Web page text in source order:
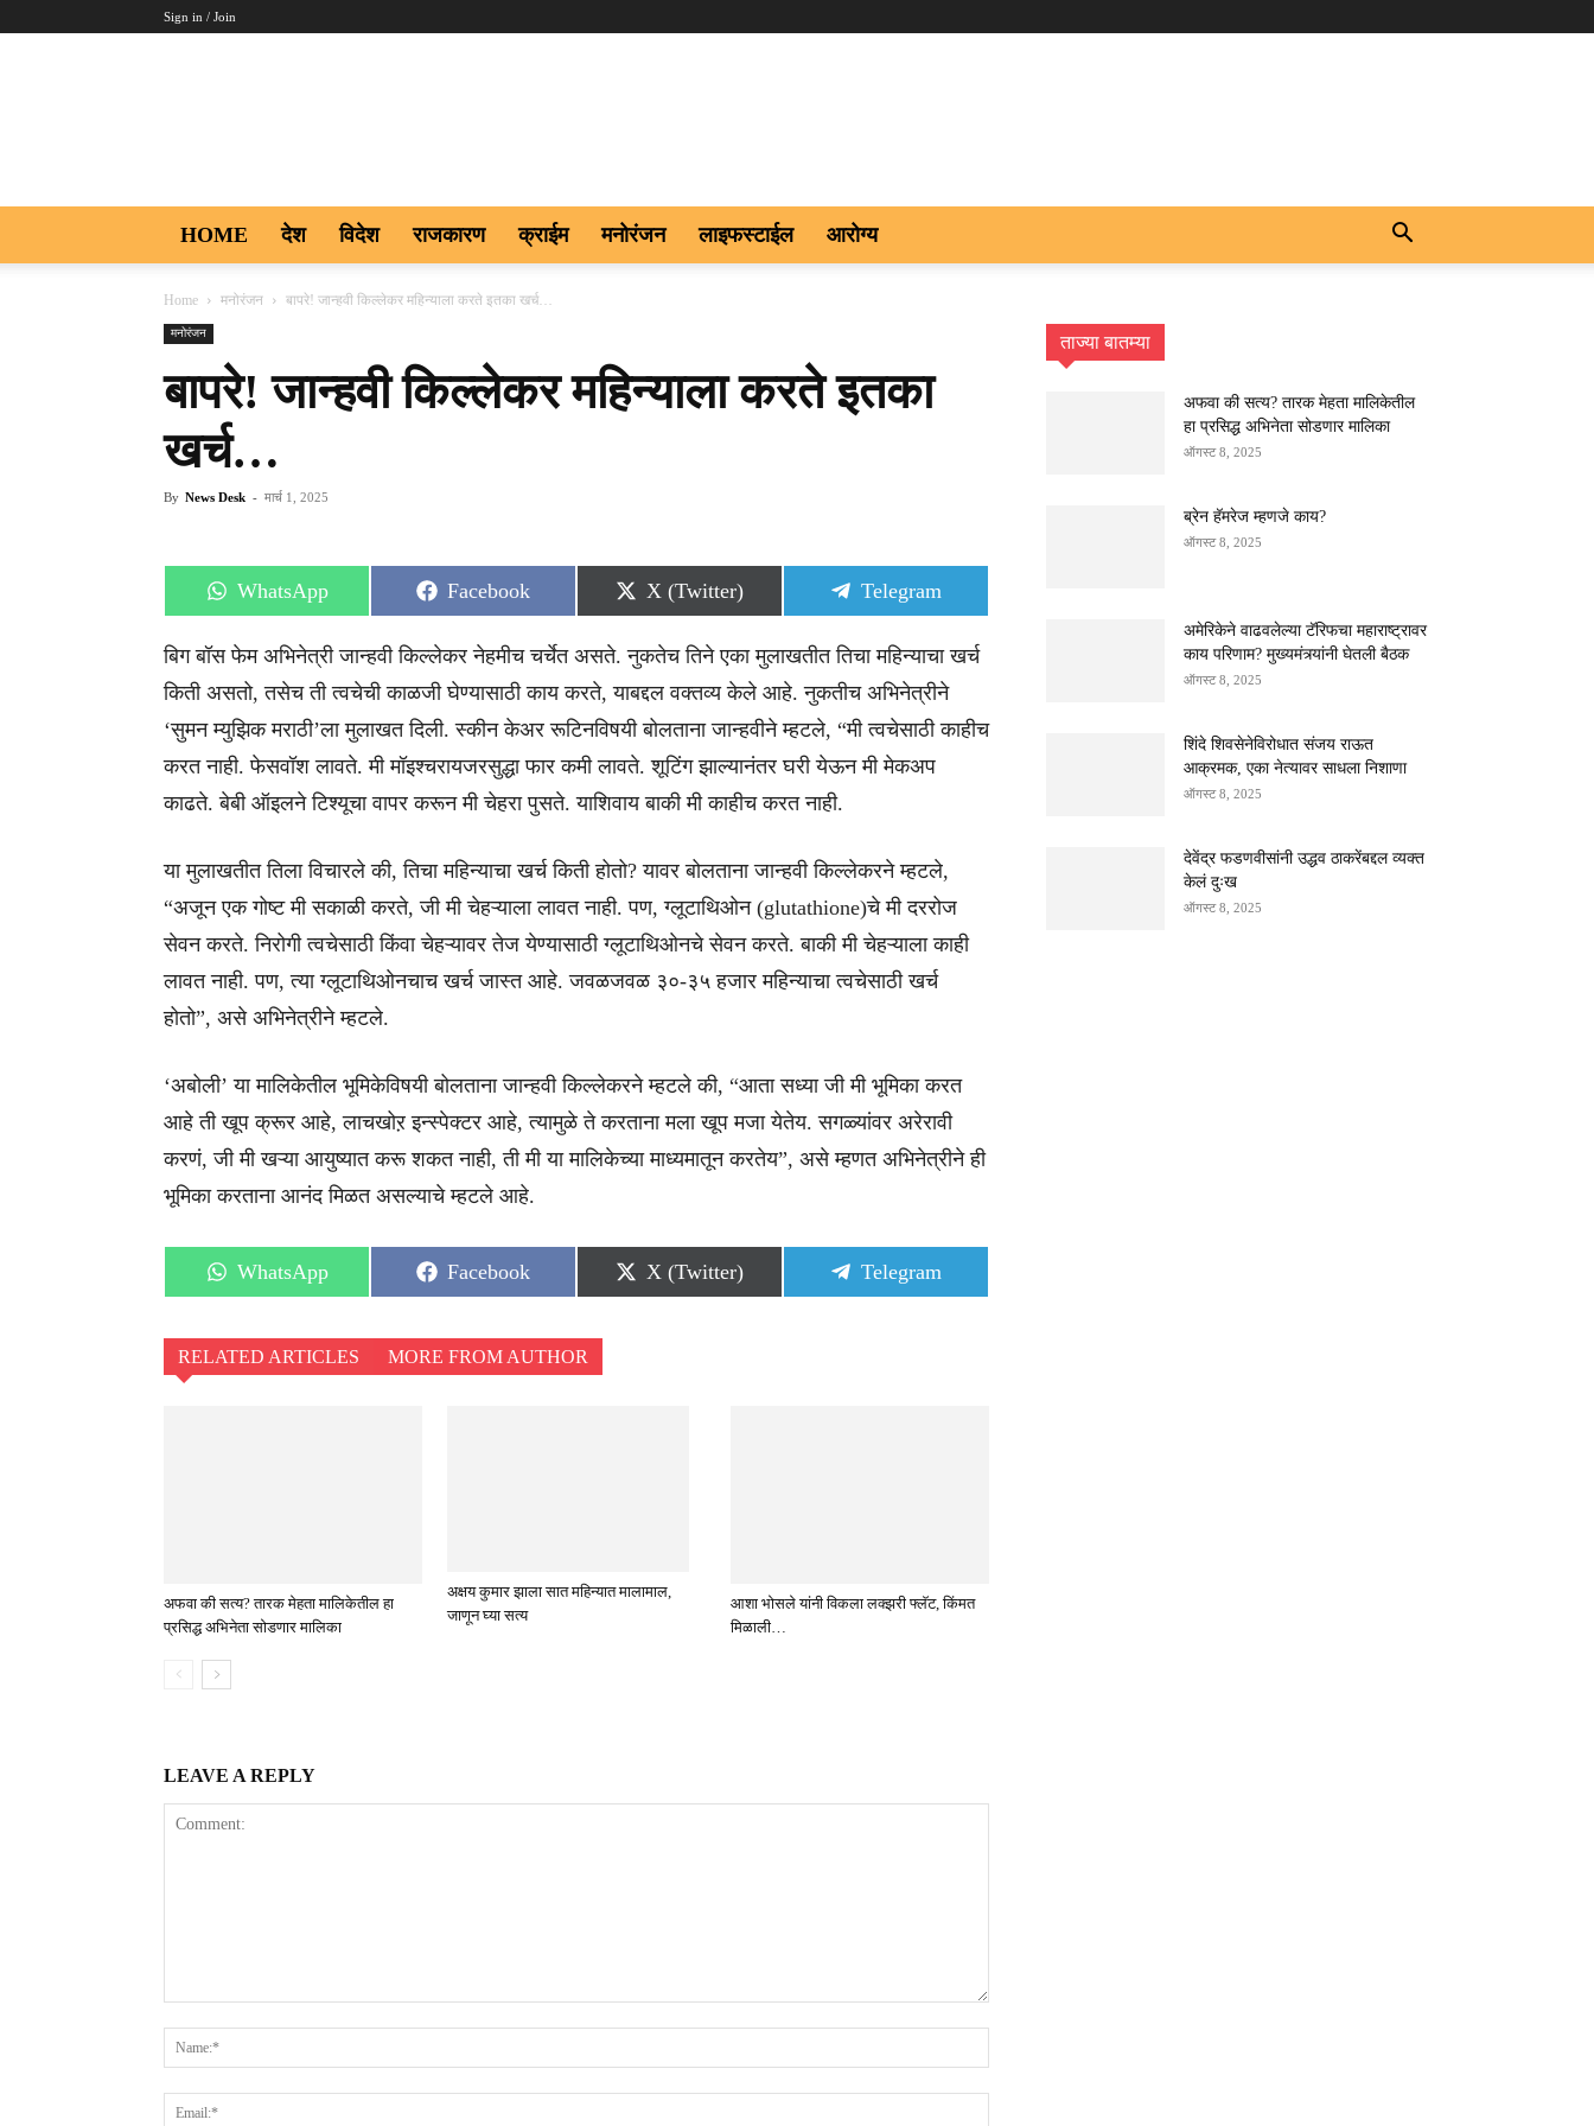
Sign in / Join
HOME देश विदेश राजकारण क्राईम मनोरंजन लाइफस्टाईल आरोग्य
Home मनोरंजन बापरे! जान्हवी किल्लेकर महिन्याला करते इतका खर्च…
मनोरंजन
बापरे! जान्हवी किल्लेकर महिन्याला करते इतका
खर्च…
By News Desk - मार्च 1, 2025
Share
on
WhatsApp
Share
on
Facebook
Share
on
X (Twitter)
Share
on
Telegram
बिग बॉस फेम अभिनेत्री जान्हवी किल्लेकर नेहमीच चर्चेत असते. नुकतेच तिने एका मुलाखतीत तिचा महिन्याचा खर्च
किती असतो, तसेच ती त्वचेची काळजी घेण्यासाठी काय करते, याबद्दल वक्तव्य केले आहे. नुकतीच अभिनेत्रीने
‘सुमन म्युझिक मराठी’ला मुलाखत दिली. स्कीन केअर रूटिनविषयी बोलताना जान्हवीने म्हटले, “मी त्वचेसाठी काहीच
करत नाही. फेसवॉश लावते. मी मॉइश्चरायजरसुद्धा फार कमी लावते. शूटिंग झाल्यानंतर घरी येऊन मी मेकअप
काढते. बेबी ऑइलने टिश्यूचा वापर करून मी चेहरा पुसते. याशिवाय बाकी मी काहीच करत नाही.
या मुलाखतीत तिला विचारले की, तिचा महिन्याचा खर्च किती होतो? यावर बोलताना जान्हवी किल्लेकरने म्हटले,
“अजून एक गोष्ट मी सकाळी करते, जी मी चेहऱ्याला लावत नाही. पण, ग्लूटाथिओन (glutathione)चे मी दररोज
सेवन करते. निरोगी त्वचेसाठी किंवा चेहऱ्यावर तेज येण्यासाठी ग्लूटाथिओनचे सेवन करते. बाकी मी चेहऱ्याला काही
लावत नाही. पण, त्या ग्लूटाथिओनचाच खर्च जास्त आहे. जवळजवळ ३०-३५ हजार महिन्याचा त्वचेसाठी खर्च
होतो”, असे अभिनेत्रीने म्हटले.
‘अबोली’ या मालिकेतील भूमिकेविषयी बोलताना जान्हवी किल्लेकरने म्हटले की, “आता सध्या जी मी भूमिका करत
आहे ती खूप क्रूर आहे, लाचखोऱ इन्स्पेक्टर आहे, त्यामुळे ते करताना मला खूप मजा येतेय. सगळ्यांवर अरेरावी
करणं, जी मी खऱ्या आयुष्यात करू शकत नाही, ती मी या मालिकेच्या माध्यमातून करतेय”, असे म्हणत अभिनेत्रीने ही
भूमिका करताना आनंद मिळत असल्याचे म्हटले आहे.
Share
on
WhatsApp
Share
on
Facebook
Share
on
X (Twitter)
Share
on
Telegram
RELATED ARTICLES MORE FROM AUTHOR
अफवा की सत्य? तारक मेहता मालिकेतील हा
प्रसिद्ध अभिनेता सोडणार मालिका
अक्षय कुमार झाला सात महिन्यात मालामाल,
जाणून घ्या सत्य
आशा भोसले यांनी विकला लक्झरी फ्लॅट, किंमत
मिळाली…
LEAVE A REPLY
ताज्या बातम्या
अफवा की सत्य? तारक मेहता मालिकेतील
हा प्रसिद्ध अभिनेता सोडणार मालिका
ऑगस्ट 8, 2025
ब्रेन हॅमरेज म्हणजे काय?
ऑगस्ट 8, 2025
अमेरिकेने वाढवलेल्या टॅरिफचा महाराष्ट्रावर
काय परिणाम? मुख्यमंत्र्यांनी घेतली बैठक
ऑगस्ट 8, 2025
शिंदे शिवसेनेविरोधात संजय राऊत
आक्रमक, एका नेत्यावर साधला निशाणा
ऑगस्ट 8, 2025
देवेंद्र फडणवीसांनी उद्धव ठाकरेंबद्दल व्यक्त
केलं दुःख
ऑगस्ट 8, 2025